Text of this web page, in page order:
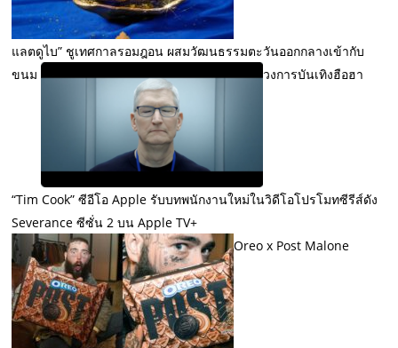
แลตดูไบ” ชูเทศกาลรอมฎอน ผสมวัฒนธรรมตะวันออกกลางเข้ากับ
ขนม
วงการบันเทิงฮือฮา
“Tim Cook” ซีอีโอ Apple รับบทพนักงานใหม่ในวิดีโอโปรโมทซีรีส์ดัง
Severance ซีซั่น 2 บน Apple TV+
Oreo x Post Malone